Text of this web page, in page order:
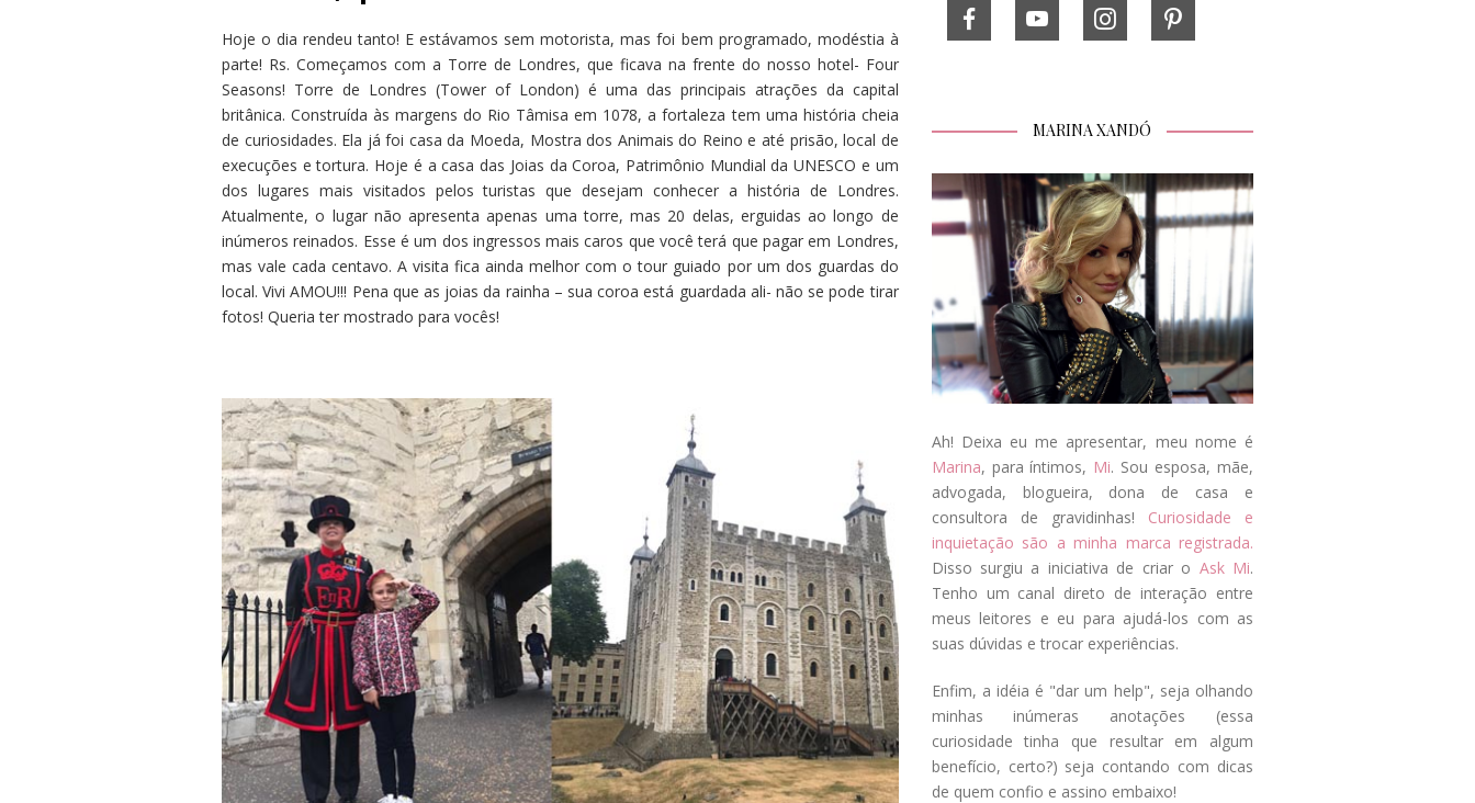
Hoje o dia rendeu tanto! E estávamos sem motorista, mas foi bem programado, modéstia à
parte! Rs. Começamos com a Torre de Londres, que ficava na frente do nosso hotel- Four
Seasons! Torre de Londres (Tower of London) é uma das principais atrações da capital
britânica. Construída às margens do Rio Tâmisa em 1078, a fortaleza tem uma história cheia
de curiosidades. Ela já foi casa da Moeda, Mostra dos Animais do Reino e até prisão, local de
execuções e tortura. Hoje é a casa das Joias da Coroa, Patrimônio Mundial da UNESCO e um
dos lugares mais visitados pelos turistas que desejam conhecer a história de Londres.
Atualmente, o lugar não apresenta apenas uma torre, mas 20 delas, erguidas ao longo de
inúmeros reinados. Esse é um dos ingressos mais caros que você terá que pagar em Londres,
mas vale cada centavo. A visita fica ainda melhor com o tour guiado por um dos guardas do
local. Vivi AMOU!!! Pena que as joias da rainha – sua coroa está guardada ali- não se pode tirar
fotos! Queria ter mostrado para vocês!
MARINA XANDÓ
Ah! Deixa eu me apresentar, meu nome é
Marina, para íntimos, Mi. Sou esposa, mãe,
advogada, blogueira, dona de casa e
consultora de gravidinhas! Curiosidade e
inquietação são a minha marca registrada.
Disso surgiu a iniciativa de criar o Ask Mi.
Tenho um canal direto de interação entre
meus leitores e eu para ajudá-los com as
suas dúvidas e trocar experiências.
Enfim, a idéia é "dar um help", seja olhando
minhas inúmeras anotações (essa
curiosidade tinha que resultar em algum
benefício, certo?) seja contando com dicas
de quem confio e assino embaixo!